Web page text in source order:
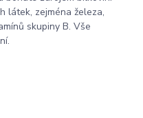
látek, zejména železa,
skupiny B. Vše